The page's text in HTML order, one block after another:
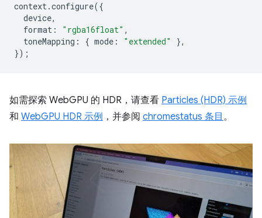
context.configure({
device,
format : "rgba16float" ,
toneMapping : { mode : "extended"
},
});
如需探索 WebGPU 的 HDR，请查看 Particles (HDR) 示例
和 WebGPU HDR 示例 ，并参阅 chromestatus 条目 。